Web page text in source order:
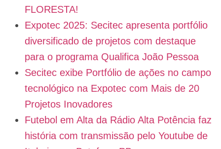
FLORESTA!
Expotec 2025: Secitec apresenta portfólio
diversificado de projetos com destaque
para o programa Qualifica João Pessoa
Secitec exibe Portfólio de ações no campo
tecnológico na Expotec com Mais de 20
Projetos Inovadores
Futebol em Alta da Rádio Alta Potência faz
história com transmissão pelo Youtube de